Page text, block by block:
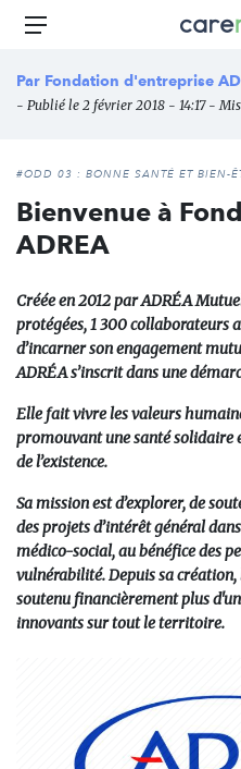
Aller
principal
média
des
Menu
Par Fondation d'entreprise
- Publié le 2 février 2018 - 14:17 -
#ODD 03 : BONNE SANTÉ ET BIEN-
Bienvenue à
ADREA
Créée en 2012 parADRÉA
protégées, 1 300 collaborateurs
d’incarner son engagement
ADRÉAs’inscrit dans une
Elle fait vivre les valeurs
promouvant une santé solidaire
de l’existence.
Sa mission est d’explorer, de
des projets d’intérêt général
médico-social, au bénéfice des
vulnérabilité. Depuis sa
soutenu financièrement plus
innovants sur tout le territoire.